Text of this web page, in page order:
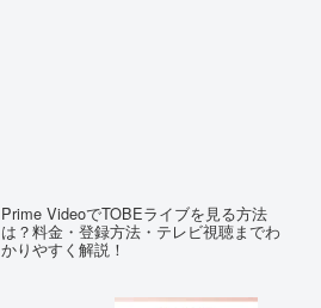
Prime VideoでTOBEライブを見る方法
は？料金・登録方法・テレビ視聴までわ
かりやすく解説！